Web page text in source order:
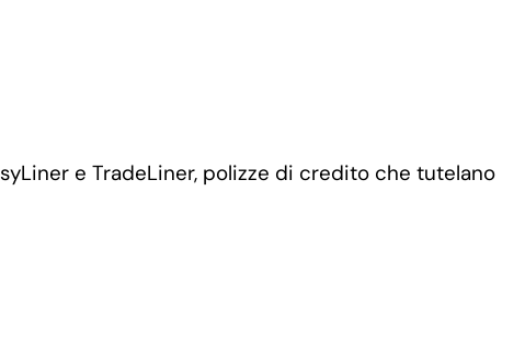
e TradeLiner, polizze di credito che tutelano